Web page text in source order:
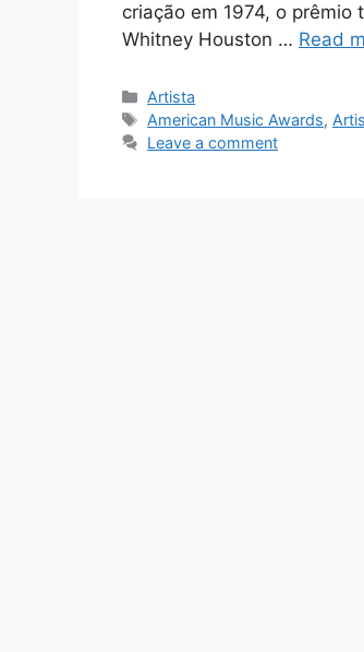
criação em 1974, o
Whitney Houston … Read
Categories
Artista
Tags
American Music Awards,
Leave a comment